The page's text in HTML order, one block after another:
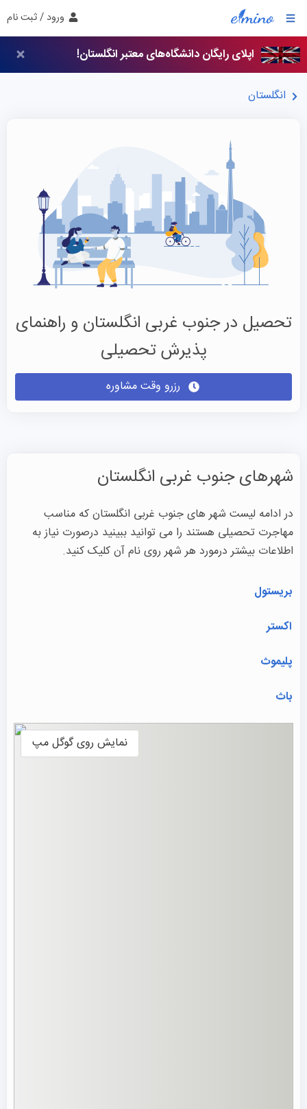
ورود / ثبت نام
اپلای رایگان دانشگاه‌های معتبر انگلستان!
انگلستان
تحصیل در جنوب غربی انگلستان و راهنمای
پذیرش تحصیلی
رزرو وقت مشاوره
شهرهای جنوب غربی انگلستان
در ادامه لیست شهر های جنوب غربی انگلستان که مناسب
مهاجرت تحصیلی هستند را می توانید ببینید درصورت نیاز به
اطلاعات بیشتر درمورد هر شهر روی نام آن کلیک کنید.
بریستول
اکستر
پلیموث
باث
نمایش روی گوگل مپ